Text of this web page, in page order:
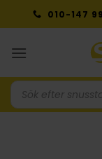
to
010-147
Produktsökning